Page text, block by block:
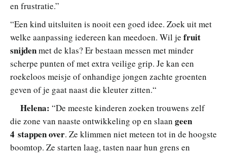
en frustratie.”
“Een kind uitsluiten is nooit een goed idee. Zoek uit met
welke aanpassing iedereen kan meedoen. Wil je fruit
snijdenmet de klas? Er bestaan messen met minder
scherpe punten of met extra veilige grip. Je kan een
roekeloos meisje of onhandige jongen zachte groenten
geven of je gaat naast die kleuter zitten.“
Helena: “De meeste kinderen zoeken trouwens zelf
die zone van naaste ontwikkeling op en slaan geen
4 stappen over. Ze klimmen niet meteen tot in de hoogste
boomtop. Ze starten laag, tasten naar hun grens en